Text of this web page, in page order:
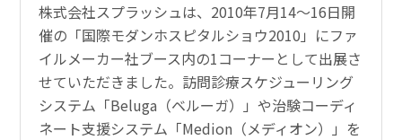
株式会社スプラッシュは、2010年7月14〜16日開
催の「国際モダンホスピタルショウ2010」にファ
イルメーカー社ブース内の1コーナーとして出展さ
せていただきました。訪問診療スケジューリング
システム「Beluga（ベルーガ）」や治験コーディ
ネート支援システム「Medion（メディオン）」を